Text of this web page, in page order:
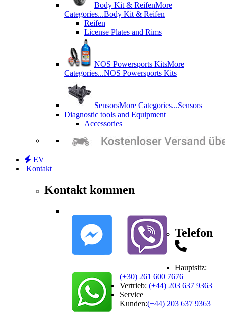
Body Kit & ReifenMore
Categories...Body Kit & Reifen
Reifen
License Plates and Rims
NOS Powersports KitsMore
Categories...NOS Powersports Kits
SensorsMore Categories...Sensors
Diagnostic tools and Equipment
Accessories
EV
Kontakt
Kontakt kommen
Telefon
Hauptsitz:
(+30) 261 600 7676
Vertrieb: (+44) 203 637 9363
Service
Kunden:(+44) 203 637 9363